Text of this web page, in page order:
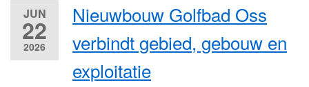
JUN
22
2026
Nieuwbouw Golfbad Oss
verbindt gebied, gebouw en
exploitatie